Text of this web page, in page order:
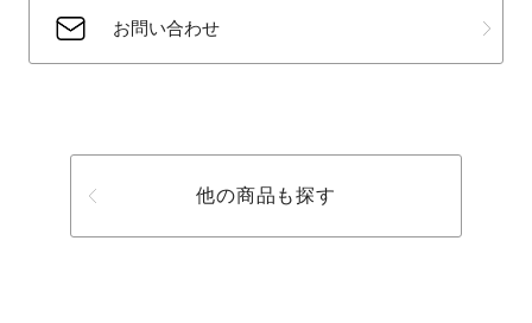
お問い合わせ
他の商品も探す